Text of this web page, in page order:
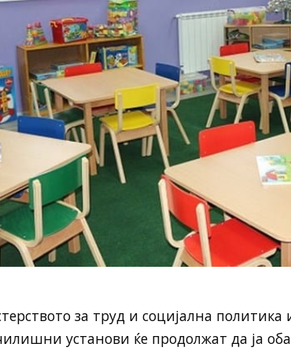
за труд и социјална
установи ќе продолжат да ја